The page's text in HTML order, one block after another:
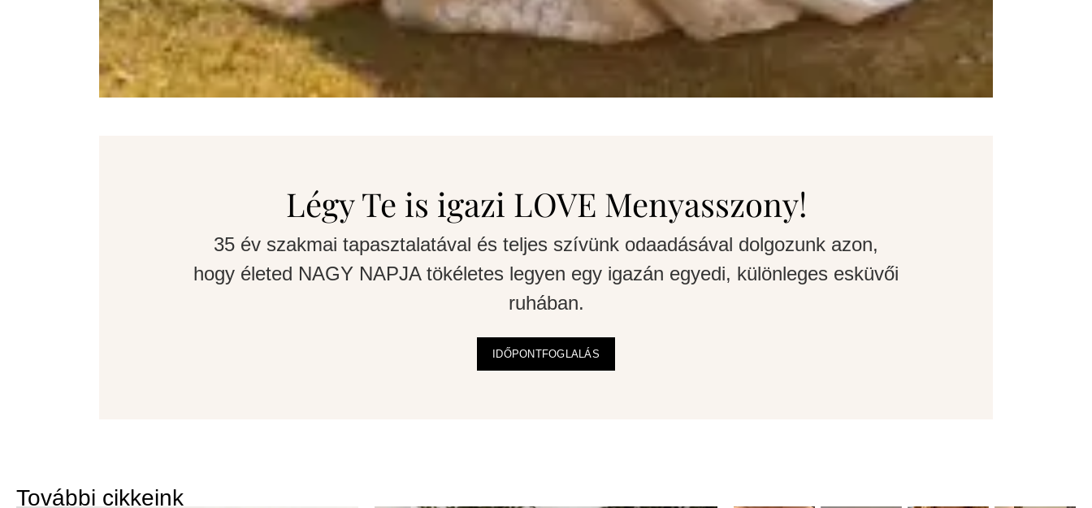
Légy Te is igazi LOVE Menyasszony!
35 év szakmai tapasztalatával és teljes szívünk odaadásával dolgozunk azon,
hogy életed NAGY NAPJA tökéletes legyen egy igazán egyedi, különleges esküvői
ruhában.
IDŐPONTFOGLALÁS
További cikkeink